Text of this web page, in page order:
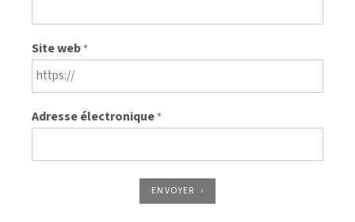
Site web*
Adresse électronique*
ENVOYER